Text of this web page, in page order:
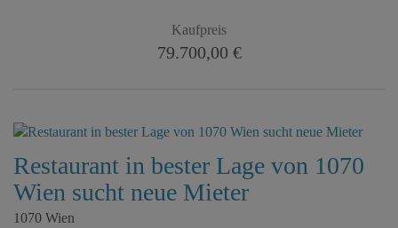
Kaufpreis
79.700,00 €
Restaurant in bester Lage von 1070
Wien sucht neue Mieter
1070 Wien